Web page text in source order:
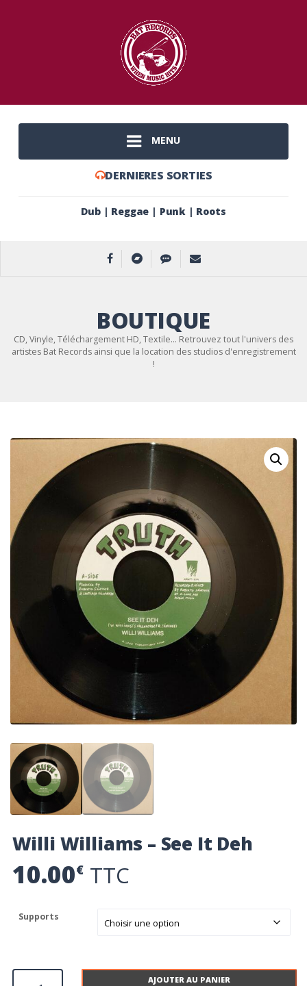
MENU
DERNIERES SORTIES
Dub | Reggae | Punk | Roots
BOUTIQUE
CD, Vinyle, Téléchargement HD, Textile... Retrouvez tout l'univers des
artistes Bat Records ainsi que la location des studios d'enregistrement
!
Willi Williams – See It Deh
10.00€ TTC
Supports
quantité de Willi Williams - See It DehAJOUTER AU PANIER